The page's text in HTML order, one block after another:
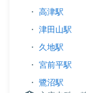
・ 高津駅
・ 津田山駅
・ 久地駅
・ 宮前平駅
・ 鷺沼駅